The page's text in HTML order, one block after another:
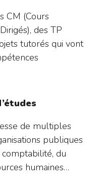
CM (Cours
des TP
tutorés qui vont
de multiples
publiques
du
humaines…